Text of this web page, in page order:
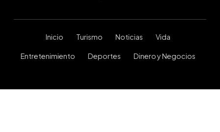
Inicio Turismo Noticias Vida
Entretenimiento Deportes Dinero y Negocios